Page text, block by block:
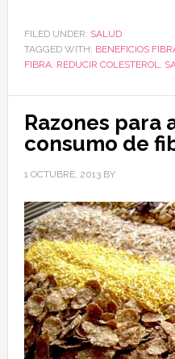
FILED UNDER: SALUD
TAGGED WITH: BENEFICIOS
FIBRA, REDUCIR COLESTEROL,
Razones para
consumo de
1 OCTUBRE, 2013BY